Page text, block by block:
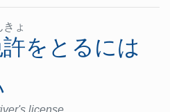
きょ
を とる には